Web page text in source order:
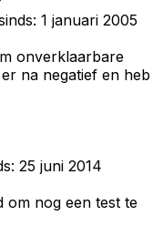
1 januari 2005
onverklaarbare
na negatief en heb
25 juni 2014
om nog een test te